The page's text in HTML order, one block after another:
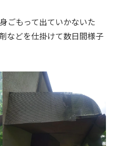
ごもって出ていかないた
などを仕掛けて数日間様子